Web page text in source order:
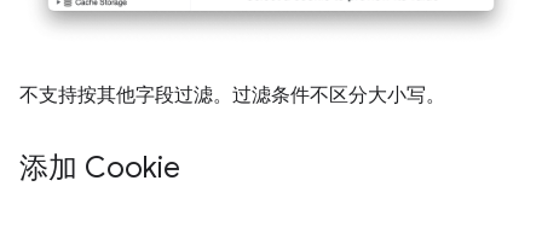
不支持按其他字段过滤。过滤条件不区分大小写。
添加 Cookie